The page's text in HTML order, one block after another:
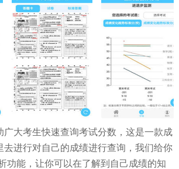
广大考生快速查询考试分数，这是一款成
去进行对自己的成绩进行查询，我们给你
功能，让你可以在了解到自己成绩的知